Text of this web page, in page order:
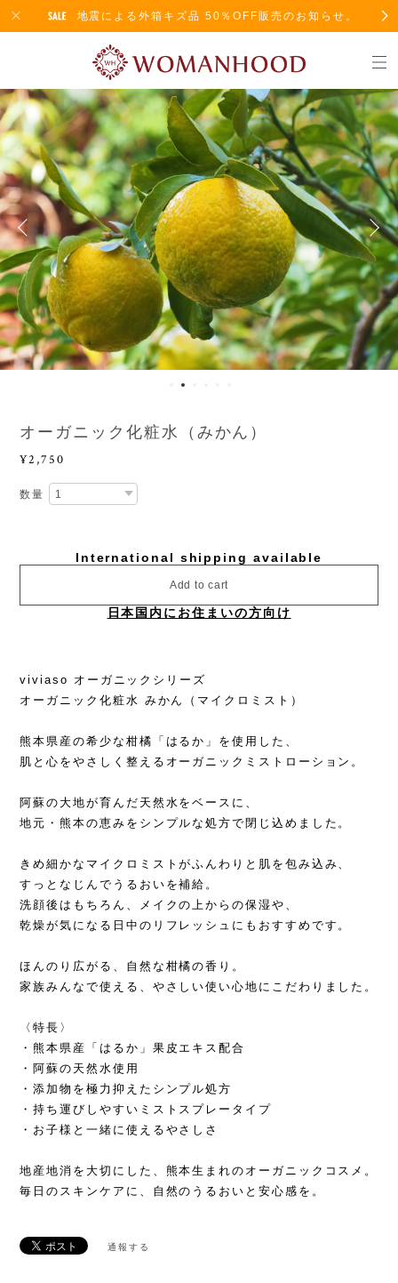
地震による外箱キズ品 50％OFF販売のお知らせ。
オーガニック化粧水（みかん）
¥2,750
数量
International shipping available
Add to cart
日本国内にお住まいの方向け
viviaso オーガニックシリーズ
オーガニック化粧水 みかん（マイクロミスト）
熊本県産の希少な柑橘「はるか」を使用した、
肌と心をやさしく整えるオーガニックミストローション。
阿蘇の大地が育んだ天然水をベースに、
地元・熊本の恵みをシンプルな処方で閉じ込めました。
きめ細かなマイクロミストがふんわりと肌を包み込み、
すっとなじんでうるおいを補給。
洗顔後はもちろん、メイクの上からの保湿や、
乾燥が気になる日中のリフレッシュにもおすすめです。
ほんのり広がる、自然な柑橘の香り。
家族みんなで使える、やさしい使い心地にこだわりました。
〈特長〉
・熊本県産「はるか」果皮エキス配合
・阿蘇の天然水使用
・添加物を極力抑えたシンプル処方
・持ち運びしやすいミストスプレータイプ
・お子様と一緒に使えるやさしさ
地産地消を大切にした、熊本生まれのオーガニックコスメ。
毎日のスキンケアに、自然のうるおいと安心感を。
通報する